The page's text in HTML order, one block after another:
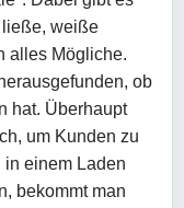
ließe, weiße
alles Mögliche.
ob
hat. Überhaupt
um Kunden zu
in einem Laden
bekommt man